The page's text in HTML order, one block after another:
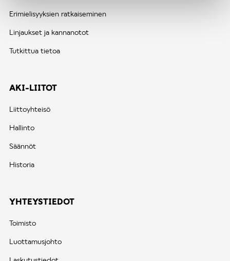
Erimielisyyksien ratkaiseminen
Linjaukset ja kannanotot
Tutkittua tietoa
AKI-LIITOT
Liittoyhteisö
Hallinto
Säännöt
Historia
YHTEYSTIEDOT
Toimisto
Luottamusjohto